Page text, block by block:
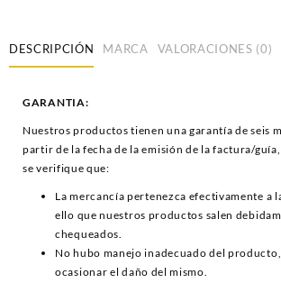
DESCRIPCIÓN MARCA VALORACIONES (0)
GARANTIA:
Nuestros productos tienen una garantía de seis
partir de la fecha de la emisión de la factura/
se verifique que:
La mercancía pertenezca efectivamente a
ello que nuestros productos salen
chequeados.
No hubo manejo inadecuado del
ocasionar el daño del mismo.